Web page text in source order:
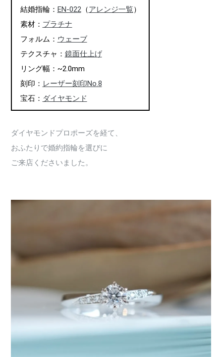
結婚指輪： EN-022（アレンジ一覧）
素材： プラチナ
フォルム： ウェーブ
テクスチャ： 鏡面仕上げ
リング幅：~2.0mm
刻印： レーザー刻印No.8
宝石： ダイヤモンド
ダイヤモンドプロポーズを経て、
おふたりで婚約指輪を選びに
ご来店くださいました。